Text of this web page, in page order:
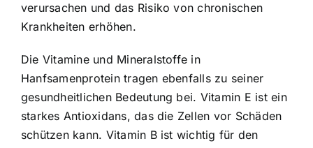
verursachen und das Risiko von chronischen
Krankheiten erhöhen.
Die Vitamine und Mineralstoffe in
Hanfsamenprotein tragen ebenfalls zu seiner
gesundheitlichen Bedeutung bei. Vitamin E ist ein
starkes Antioxidans, das die Zellen vor Schäden
schützen kann. Vitamin B ist wichtig für den